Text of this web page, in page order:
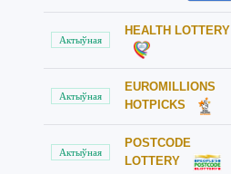
Актыўная
HEALTH LOTTERY
Актыўная
EUROMILLIONS
HOTPICKS
Актыўная
POSTCODE
LOTTERY